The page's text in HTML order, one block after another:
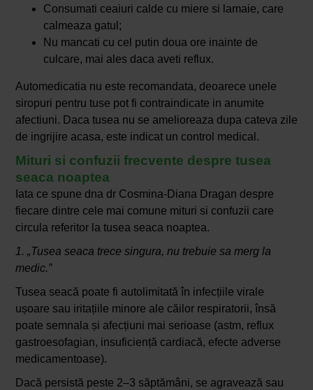
Consumati ceaiuri calde cu miere si lamaie, care
calmeaza gatul;
Nu mancati cu cel putin doua ore inainte de
culcare, mai ales daca aveti reflux.
Automedicatia nu este recomandata, deoarece unele
siropuri pentru tuse pot fi contraindicate in anumite
afectiuni. Daca tusea nu se amelioreaza dupa cateva zile
de ingrijire acasa, este indicat un control medical.
Mituri si confuzii frecvente despre tusea
seaca noaptea
Iata ce spune dna dr Cosmina-Diana Dragan despre
fiecare dintre cele mai comune mituri si confuzii care
circula referitor la tusea seaca noaptea.
1. „Tusea seaca trece singura, nu trebuie sa merg la
medic.”
Tusea seacă poate fi autolimitată în infecțiile virale
ușoare sau iritațiile minore ale căilor respiratorii, însă
poate semnala și afecțiuni mai serioase (astm, reflux
gastroesofagian, insuficiență cardiacă, efecte adverse
medicamentoase).
Dacă persistă peste 2–3 săptămâni, se agravează sau